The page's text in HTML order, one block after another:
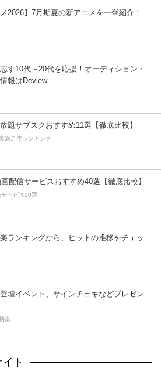
メ2026】7月期夏の新アニメを一挙紹介！
す10代～20代を応援！オーディション・
報はDeview
題サブスクおすすめ11選【徹底比較】
満足度ランキング
配信サービスおすすめ40選【徹底比較】
ービス20選
ランキングから、ヒットの推移をチェッ
壇イベント、サインチェキなどプレゼン
集
ト